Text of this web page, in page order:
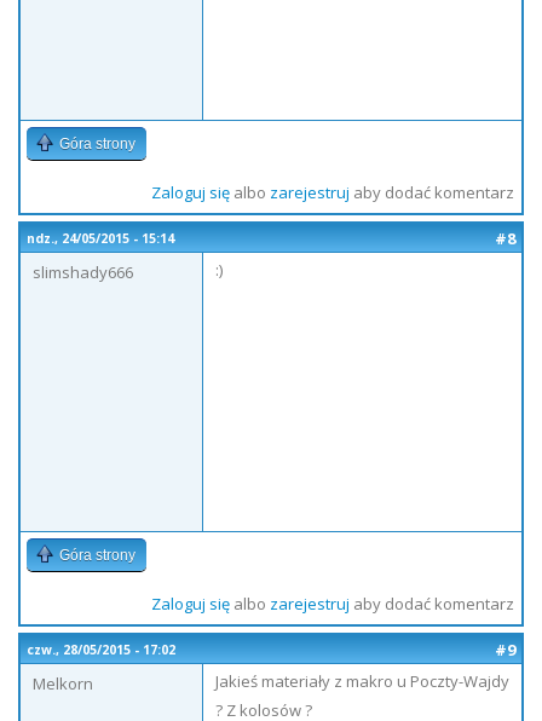
Góra strony
Zaloguj sięalbo zarejestruj aby dodać komentarz
ndz., 24/05/2015 - 15:14
#8
slimshady666
:)
Góra strony
Zaloguj sięalbo zarejestruj aby dodać komentarz
czw., 28/05/2015 - 17:02
#9
Melkorn
Jakieś materiały z makro u Poczty-Wajdy
? Z kolosów ?